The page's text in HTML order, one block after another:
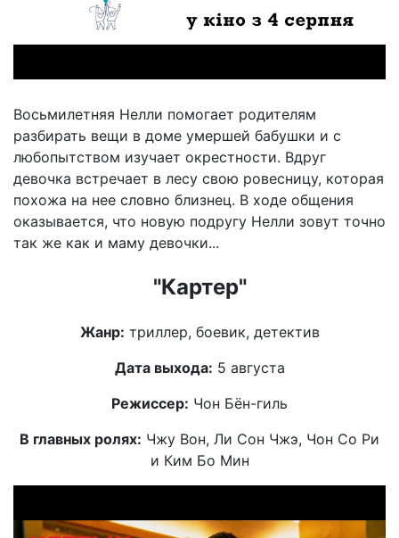
Восьмилетняя Нелли помогает родителям
разбирать вещи в доме умершей бабушки и с
любопытством изучает окрестности. Вдруг
девочка встречает в лесу свою ровесницу, которая
похожа на нее словно близнец. В ходе общения
оказывается, что новую подругу Нелли зовут точно
так же как и маму девочки...
"Картер"
Жанр: триллер, боевик, детектив
Дата выхода: 5 августа
Режиссер: Чон Бён-гиль
В главных ролях: Чжу Вон, Ли Сон Чжэ, Чон Со Ри
и Ким Бо Мин